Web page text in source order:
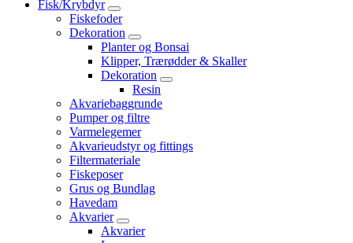
Fisk/Krybdyr
Fiskefoder
Dekoration
Planter og Bonsai
Klipper, Trærødder & Skaller
Dekoration
Resin
Akvariebaggrunde
Pumper og filtre
Varmelegemer
Akvarieudstyr og fittings
Filtermateriale
Fiskeposer
Grus og Bundlag
Havedam
Akvarier
Akvarier